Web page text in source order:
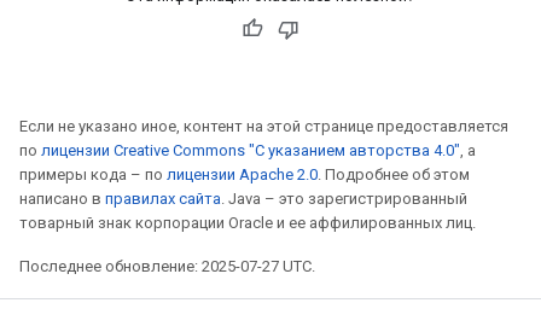
Если не указано иное, контент на этой странице предоставляется
по лицензии Creative Commons "С указанием авторства 4.0", а
примеры кода – по лицензии Apache 2.0. Подробнее об этом
написано в правилах сайта. Java – это зарегистрированный
товарный знак корпорации Oracle и ее аффилированных лиц.
Последнее обновление: 2025-07-27 UTC.